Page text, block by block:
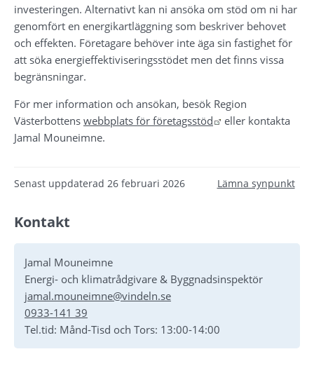
investeringen. Alternativt kan ni ansöka om stöd om ni har
genomfört en energikartläggning som beskriver behovet
och effekten. Företagare behöver inte äga sin fastighet för
att söka energieffektiviseringsstödet men det finns vissa
begränsningar.
För mer information och ansökan, besök Region
Västerbottens webbplats för företagsstöd Länk till annan
eller kontakta
Jamal Mouneimne.
Senast uppdaterad 26 februari 2026 Lämna synpunkt
Kontakt
Jamal Mouneimne
Energi- och klimatrådgivare & Byggnadsinspektör
jamal.mouneimne@vindeln.se
0933-141 39
Tel.tid: Månd-Tisd och Tors: 13:00-14:00